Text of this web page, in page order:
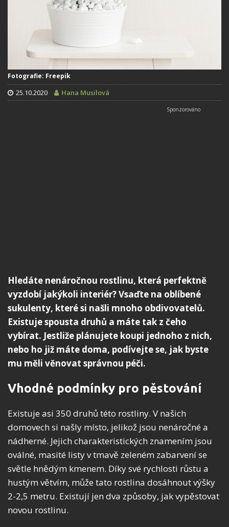
Fotografie: Freepik
25.10.2020 Hana Musilová
Hledáte nenáročnou rostlinu, která perfektně
vyzdobí jakýkoli interiér? Vsaďte na oblíbené
sukulenty, které si našli mnoho obdivovatelů.
Existuje spousta druhů a máte tak z čeho
vybírat. Jestliže plánujete koupi jednoho z nich,
nebo ho již máte doma, podívejte se, jak byste
mu měli věnovat správnou péči.
Vhodné podmínky pro pěstování
Existuje asi 350 druhů této rostliny. V našich
domovech si našly místo, jelikož jsou nenáročné a
nádherné. Jejich charakteristických znamením jsou
oválné, masité listy v tmavě zeleném zabarvení se
světle hnědým kmenem. Díky své rychlosti růstu a
hustým větvím, může tato rostlina dosáhnout výšky
2-2,5 metru. Existují jen dva způsoby, jak vypěstovat
novou rostlinu.